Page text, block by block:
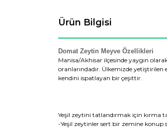
Ürün Bilgisi
Domat Zeytin Meyve Özellikleri
Manisa/Akhisar ilçesinde yaygın
oranlarındadır. Ülkemizde
kendini ispatlayan bir çeşittir.
Yeşil zeytini tatlandırmak için kırma
-Yeşil zeytinler sert bir zemine konup